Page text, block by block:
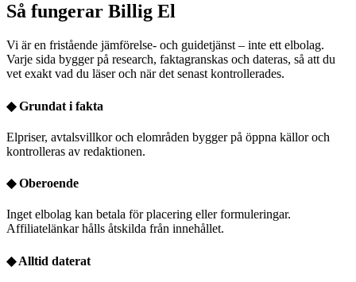
Så fungerar Billig El
Vi är en fristående jämförelse- och guidetjänst – inte ett elbolag.
Varje sida bygger på research, faktagranskas och dateras, så att du
vet exakt vad du läser och när det senast kontrollerades.
◆Grundat i fakta
Elpriser, avtalsvillkor och elområden bygger på öppna källor och
kontrolleras av redaktionen.
◆Oberoende
Inget elbolag kan betala för placering eller formuleringar.
Affiliatelänkar hålls åtskilda från innehållet.
◆Alltid daterat